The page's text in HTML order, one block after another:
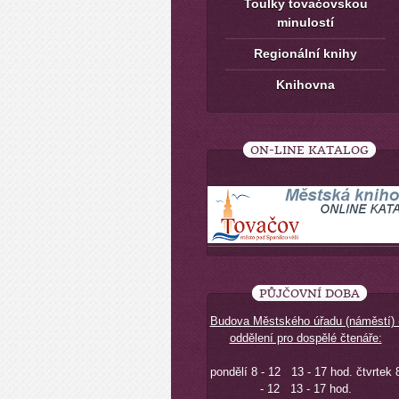
Toulky tovačovskou
minulostí
Regionální knihy
Knihovna
ON-LINE KATALOG
PŮJČOVNÍ DOBA
Budova Městského úřadu (náměstí)
oddělení pro dospělé čtenáře:
pondělí 8 - 12 13 - 17 hod. čtvrtek
- 12 13 - 17 hod.